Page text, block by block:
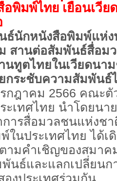
พิมพ์ไทย เยือนเวี
นักหนังสือพิมพ์แห่ง
สานต่อสัมพันธ์สื่อม
ทูตไทยในเวียดนา
กระชับความสัมพันธ์
ฎาคม 2566 คณะ
ะเทศไทย นำโดยนา
ารสื่อมวลชนแห่งช
นประเทศไทย ได้เ
ามคำเชิญของสมา
พันธ์และแลกเปลี่ยน
งประเทศร่วมกัน